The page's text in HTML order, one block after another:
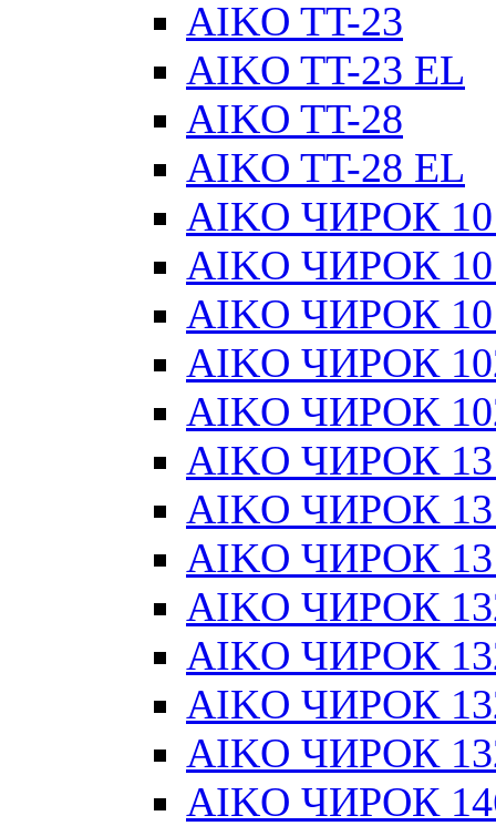
AIKO TT-23
AIKO TT-23 EL
AIKO TT-28
AIKO TT-28 EL
AIKO ЧИРОК
AIKO ЧИРОК
AIKO ЧИРОК
AIKO ЧИРОК
AIKO ЧИРОК
AIKO ЧИРОК
AIKO ЧИРОК
AIKO ЧИРОК
AIKO ЧИРОК
AIKO ЧИРОК
AIKO ЧИРОК
AIKO ЧИРОК
AIKO ЧИРОК